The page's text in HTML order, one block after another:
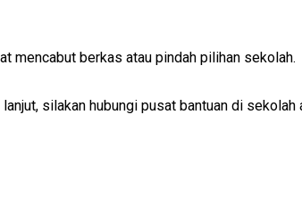
mencabut berkas atau pindah pilihan sekolah.
silakan hubungi pusat bantuan di